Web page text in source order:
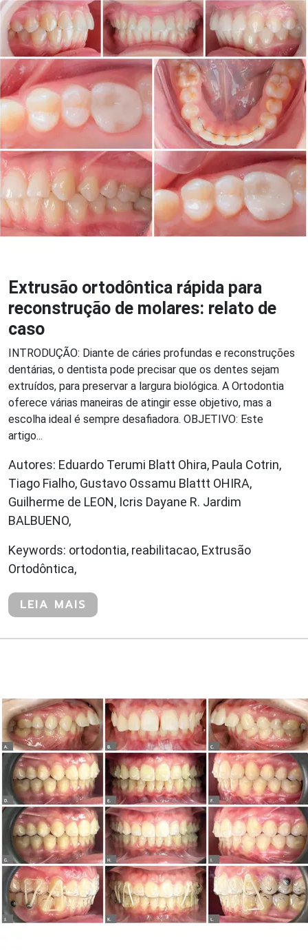
Extrusão ortodôntica rápida para
reconstrução de molares: relato de
caso
INTRODUÇÃO: Diante de cáries profundas e reconstruções
dentárias, o dentista pode precisar que os dentes sejam
extruídos, para preservar a largura biológica. A Ortodontia
oferece várias maneiras de atingir esse objetivo, mas a
escolha ideal é sempre desafiadora. OBJETIVO: Este
artigo...
Autores: Eduardo Terumi Blatt Ohira, Paula Cotrin,
Tiago Fialho, Gustavo Ossamu Blattt OHIRA,
Guilherme de LEON, Icris Dayane R. Jardim
BALBUENO,
Keywords: ortodontia, reabilitacao, Extrusão
Ortodôntica,
LEIA MAIS